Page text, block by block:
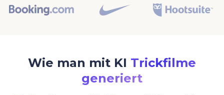
Wie man mit KI Trickfilme
generiert